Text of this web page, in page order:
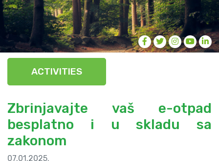
ACTIVITIES
Zbrinjavajte vaš e-otpad
besplatno i u skladu sa
zakonom
07.01.2025.